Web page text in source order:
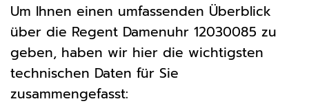
Um Ihnen einen umfassenden Überblick
über die Regent Damenuhr 12030085 zu
geben, haben wir hier die wichtigsten
technischen Daten für Sie
zusammengefasst: